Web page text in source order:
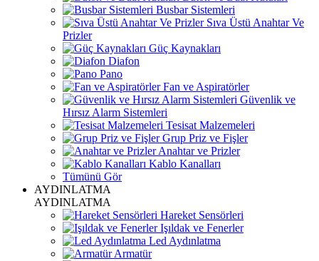
Busbar Sistemleri
Sıva Üstü Anahtar Ve
Prizler
Güç Kaynakları
Diafon
Pano
Fan ve Aspiratörler
Güvenlik ve
Hırsız Alarm Sistemleri
Tesisat Malzemeleri
Grup Priz ve Fişler
Anahtar ve Prizler
Kablo Kanalları
Tümünü Gör
AYDINLATMA
AYDINLATMA
Hareket Sensörleri
Işıldak ve Fenerler
Led Aydınlatma
Armatür